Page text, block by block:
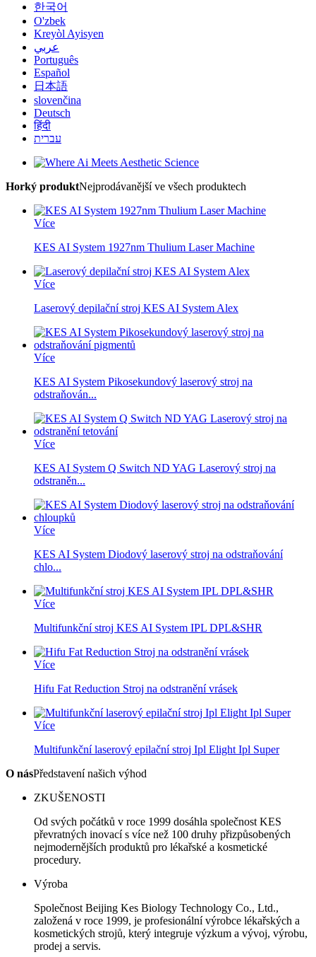
한국어
O'zbek
Kreyòl Ayisyen
عربي
Português
Español
日本語
slovenčina
Deutsch
हिंदी
עברית
Horký produktNejprodávanější ve všech produktech
Více
KES AI System 1927nm Thulium Laser Machine
Více
Laserový depilační stroj KES AI System Alex
Více
KES AI System Pikosekundový laserový stroj na
odstraňován...
Více
KES AI System Q Switch ND YAG Laserový stroj na
odstraněn...
Více
KES AI System Diodový laserový stroj na odstraňování
chlo...
Více
Multifunkční stroj KES AI System IPL DPL&SHR
Více
Hifu Fat Reduction Stroj na odstranění vrásek
Více
Multifunkční laserový epilační stroj Ipl Elight Ipl Super
O násPředstavení našich výhod
ZKUŠENOSTI
Od svých počátků v roce 1999 dosáhla společnost KES
převratných inovací s více než 100 druhy přizpůsobených
nejmodernějších produktů pro lékařské a kosmetické
procedury.
Výroba
Společnost Beijing Kes Biology Technology Co., Ltd.,
založená v roce 1999, je profesionální výrobce lékařských a
kosmetických strojů, který integruje výzkum a vývoj, výrobu,
prodej a servis.